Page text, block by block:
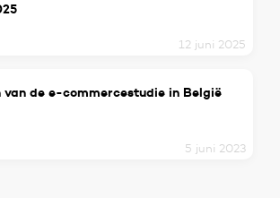
12 juni 2025
5 juni 2023
van de e-commercestudie in België